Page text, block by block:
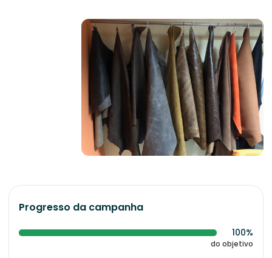
Progresso da campanha
100%
do objetivo